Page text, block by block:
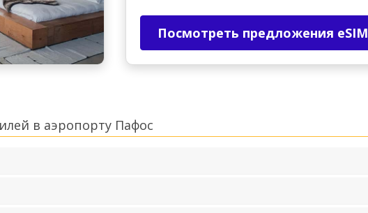
Посмотреть предложения eSIM
в аэропорту Пафос